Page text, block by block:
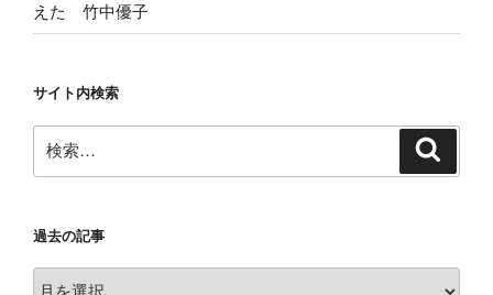
えた 竹中優子
サイト内検索
索:
過去の記事